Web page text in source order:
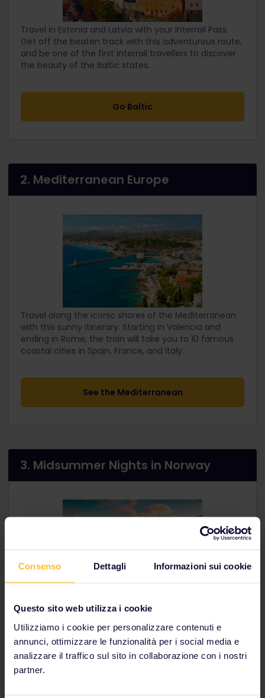
Consenso Dettagli Informazioni sui cookie
Questo sito web utilizza i cookie
Utilizziamo i cookie per personalizzare contenuti e
annunci, ottimizzare le funzionalità per i social media e
analizzare il traffico sul sito in collaborazione con i nostri
partner.
Travel in Estonia and Latvia with your Interrail Pass.
Get off the beaten track with this adventurous route,
and be one of the first Interrail travellers to discover
the beauty of the Baltic states.
Go Baltic
2. Mediterranean Europe
Travel along the iconic shores of the Mediterranean
with this sunny itinerary. Starting in Valencia and
ending in Rome, the train will take you to 10 famous
coastal cities in Spain, France, and Italy.
See the Mediterranean
3. Midsummer Nights in Norway
fjords and high waterfalls to plains and forests filled
with animal life. Explore this wonderful country by
train, and you'll be rewarded with some of the most
stunning views in Europe.